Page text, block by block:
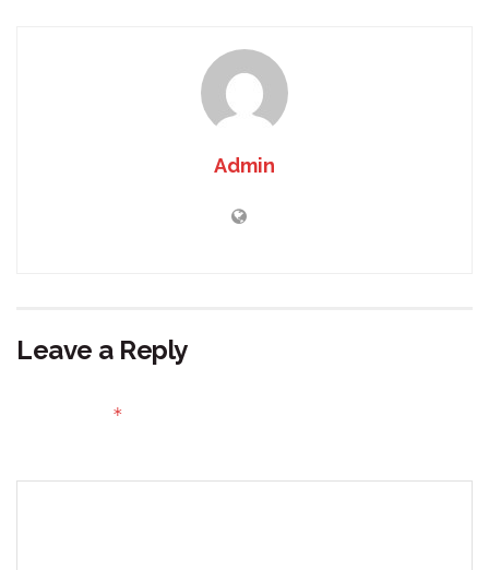
Admin
Leave a Reply
*